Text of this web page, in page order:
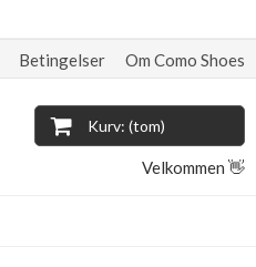
Betingelser Om Como Shoes
Kurv: (tom)
Velkommen 👋